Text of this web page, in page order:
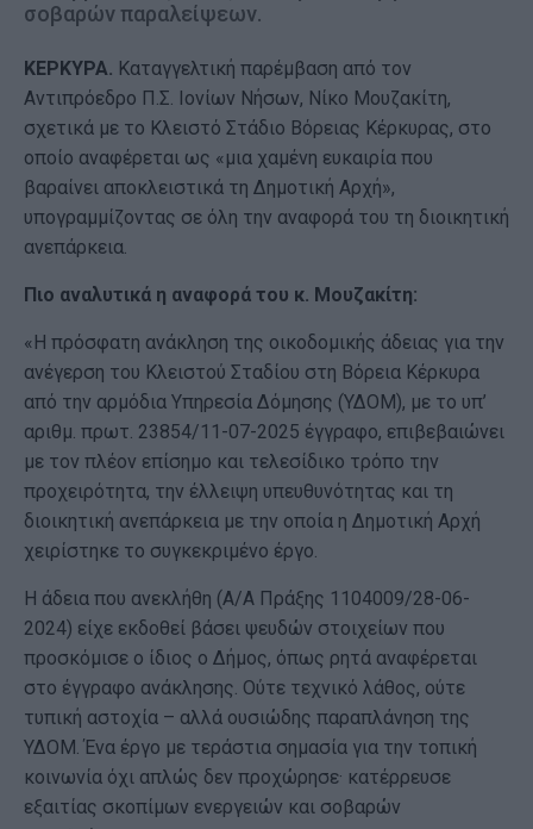
σοβαρών παραλείψεων.
ΚΕΡΚΥΡΑ. Καταγγελτική παρέμβαση από τον
Αντιπρόεδρο Π.Σ. Ιονίων Νήσων, Νίκο Μουζακίτη,
σχετικά με το Κλειστό Στάδιο Βόρειας Κέρκυρας, στο
οποίο αναφέρεται ως «μια χαμένη ευκαιρία που
βαραίνει αποκλειστικά τη Δημοτική Αρχή»,
υπογραμμίζοντας σε όλη την αναφορά του τη διοικητική
ανεπάρκεια.
Πιο αναλυτικά η αναφορά του κ. Μουζακίτη:
«Η πρόσφατη ανάκληση της οικοδομικής άδειας για την
ανέγερση του Κλειστού Σταδίου στη Βόρεια Κέρκυρα
από την αρμόδια Υπηρεσία Δόμησης (ΥΔΟΜ), με το υπ’
αριθμ. πρωτ. 23854/11-07-2025 έγγραφο, επιβεβαιώνει
με τον πλέον επίσημο και τελεσίδικο τρόπο την
προχειρότητα, την έλλειψη υπευθυνότητας και τη
διοικητική ανεπάρκεια με την οποία η Δημοτική Αρχή
χειρίστηκε το συγκεκριμένο έργο.
Η άδεια που ανεκλήθη (Α/Α Πράξης 1104009/28-06-
2024) είχε εκδοθεί βάσει ψευδών στοιχείων που
προσκόμισε ο ίδιος ο Δήμος, όπως ρητά αναφέρεται
στο έγγραφο ανάκλησης. Ούτε τεχνικό λάθος, ούτε
τυπική αστοχία – αλλά ουσιώδης παραπλάνηση της
ΥΔΟΜ. Ένα έργο με τεράστια σημασία για την τοπική
κοινωνία όχι απλώς δεν προχώρησε· κατέρρευσε
εξαιτίας σκοπίμων ενεργειών και σοβαρών